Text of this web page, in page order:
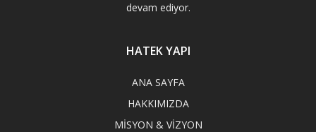
devam ediyor.
HATEK YAPI
ANA SAYFA
HAKKIMIZDA
MİSYON & VİZYON